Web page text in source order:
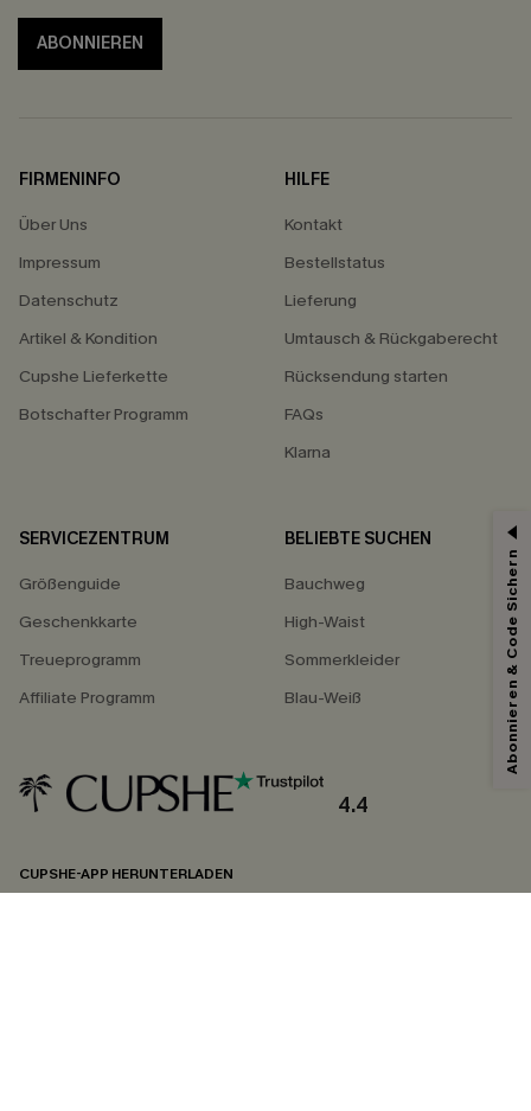
ABONNIEREN
FIRMENINFO
Über Uns
Impressum
Datenschutz
Artikel & Kondition
Cupshe Lieferkette
Botschafter Programm
HILFE
Kontakt
Bestellstatus
Lieferung
Umtausch & Rückgaberecht
Rücksendung starten
FAQs
Klarna
SERVICEZENTRUM
Größenguide
Geschenkkarte
Treueprogramm
Affiliate Programm
BELIEBTE SUCHEN
Bauchweg
High-Waist
Sommerkleider
Blau-Weiß
4.4
CUPSHE-APP HERUNTERLADEN
Abonnieren & Code Sichern